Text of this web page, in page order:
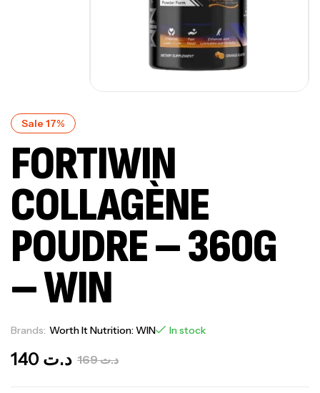
Sale 17%
FORTIWIN
COLLAGÈNE
POUDRE – 360G
– WIN
Brands: Worth It Nutrition: WIN In stock
د.ت169 د.ت